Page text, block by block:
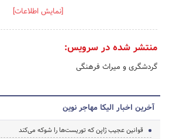
[نمایش اطلاعات]
منتشر شده در سرویس:
گردشگری و میراث فرهنگی
آخرین اخبار الیکا مهاجر نوین
قوانین عجیب ژاپن که توریست‌ها را شوکه می‌کند